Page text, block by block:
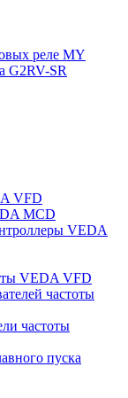
реле MY
G2RV-SR
VFD
MCD
VEDA
VEDA VFD
частоты
частоты
пуска